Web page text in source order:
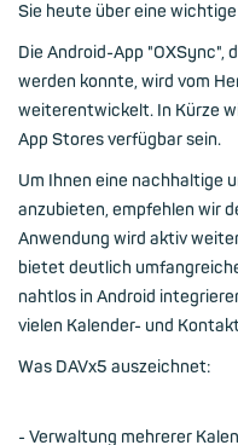
Sie heute über eine
Die Android-App "OXSync",
werden konnte, wird vom
weiterentwickelt. In Kürze
App Stores verfügbar sein.
Um Ihnen eine nachhaltige
anzubieten, empfehlen wir
Anwendung wird aktiv
bietet deutlich
nahtlos in Android
vielen Kalender- und
Was DAVx5 auszeichnet:
- Verwaltung mehrerer